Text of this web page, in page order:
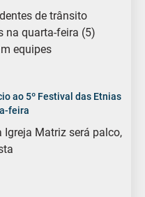
de trânsito
na quarta-feira (5)
equipes
ao 5º Festival das Etnias
feira
Igreja Matriz será palco,